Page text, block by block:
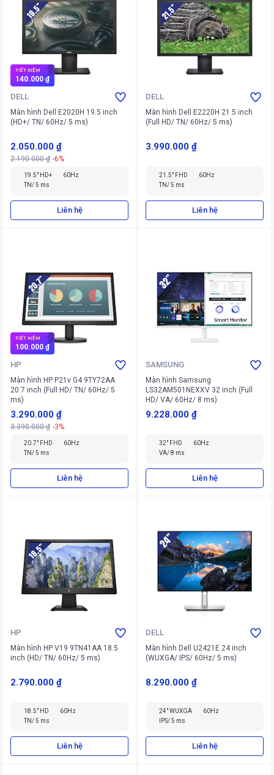
TIẾT KIỆM
140.000 ₫
DELL
Màn hình Dell E2020H 19.5 inch
(HD+/ TN/ 60Hz/ 5 ms)
2.050.000 ₫
2.190.000 ₫ -6%
19.5" HD+
60Hz
TN/ 5 ms
Liên hệ
DELL
Màn hình Dell E2220H 21.5 inch
(Full HD/ TN/ 60Hz/ 5 ms)
3.990.000 ₫
21.5" FHD
60Hz
TN/ 5 ms
Liên hệ
TIẾT KIỆM
100.000 ₫
HP
Màn hình HP P21v G4 9TY72AA
20.7 inch (Full HD/ TN/ 60Hz/ 5
ms)
3.290.000 ₫
3.390.000 ₫ -3%
20.7" FHD
60Hz
TN/ 5 ms
Liên hệ
SAMSUNG
Màn hình Samsung
LS32AM501NEXXV 32 inch (Full
HD/ VA/ 60Hz/ 8 ms)
9.228.000 ₫
32" FHD
60Hz
VA/ 8 ms
Liên hệ
HP
Màn hình HP V19 9TN41AA 18.5
inch (HD/ TN/ 60Hz/ 5 ms)
2.790.000 ₫
18.5" HD
60Hz
TN/ 5 ms
Liên hệ
DELL
Màn hình Dell U2421E 24 inch
(WUXGA/ IPS/ 60Hz/ 5 ms)
8.290.000 ₫
24" WUXGA
60Hz
IPS/ 5 ms
Liên hệ